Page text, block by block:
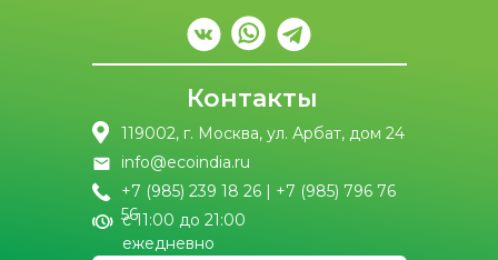
Контакты
119002, г. Москва, ул. Арбат, дом 24
info@ecoindia.ru
с 11:00 до 21:00
ежедневно
+7 (985) 239 18 26 | +7 (985) 796 76
56